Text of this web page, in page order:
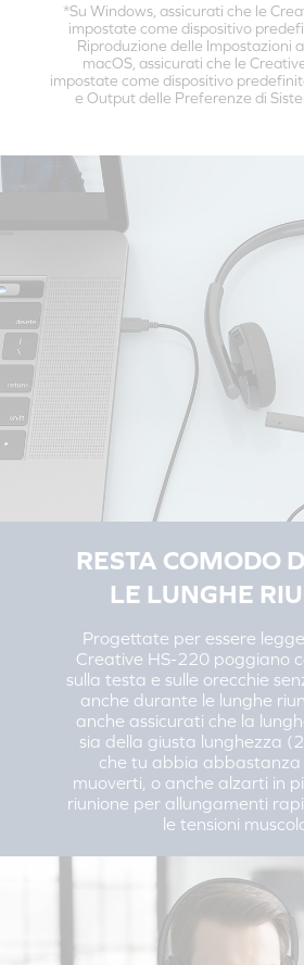
*Su Windows, assicurati che le
impostate come dispositivo
Riproduzione delle Impostazioni
macOS, assicurati che le
impostate come dispositivo
e Output delle Preferenze di
RESTA COMODO
LE LUNGHE
Progettate per essere
Creative HS-220 poggiano
sulla testa e sulle orecchie
anche durante le lunghe
anche assicurati che la
sia della giusta lunghezza
che tu abbia abbastanza
muoverti, o anche alzarti in
riunione per allungamenti
le tensioni